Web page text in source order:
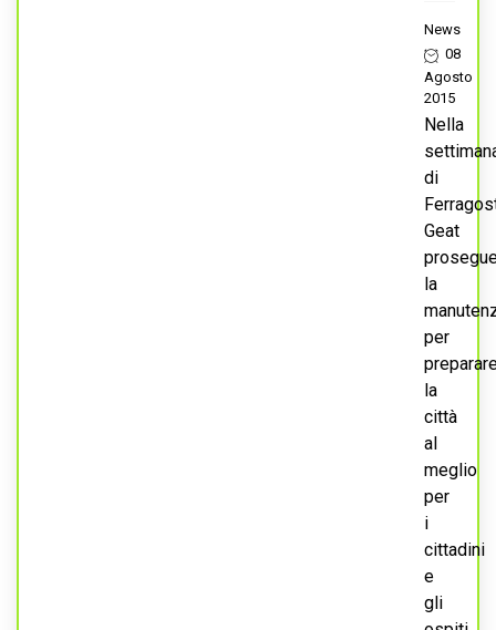
News
08
Agosto
2015
Nella
di
Geat
la
per
la
città
al
meglio
per
i
cittadini
e
gli